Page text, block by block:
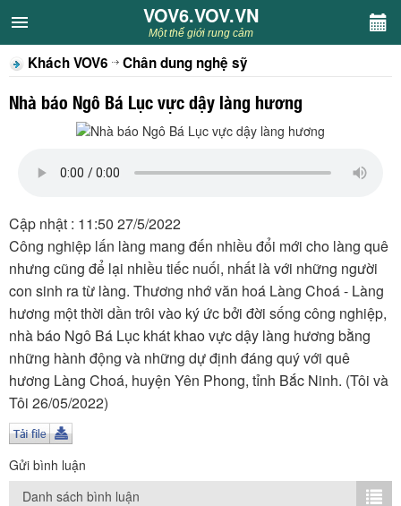
VOV6.VOV.VN
CHUYÊN MỤC
Khách VOV6
Sân khấu
Thiếu nhi
Kết nối VOV6
TÌM KIẾM
Vận hành bởi QI Corp
VOV6.VOV.VN
Một thế giới rung cảm
Khách VOV6 Chân dung nghệ sỹ
Nhà báo Ngô Bá Lục vực dậy làng hương
Cập nhật : 11:50 27/5/2022
Công nghiệp lấn làng mang đến nhiều đổi mới cho làng quê
nhưng cũng để lại nhiều tiếc nuối, nhất là với những người
con sinh ra từ làng. Thương nhớ văn hoá Làng Choá - Làng
hương một thời dần trôi vào ký ức bởi đời sống công nghiệp,
nhà báo Ngô Bá Lục khát khao vực dậy làng hương bằng
những hành động và những dự định đáng quý với quê
hương Làng Choá, huyện Yên Phong, tỉnh Bắc Ninh. (Tôi và
Tôi 26/05/2022)
Gửi bình luận
Danh sách bình luận